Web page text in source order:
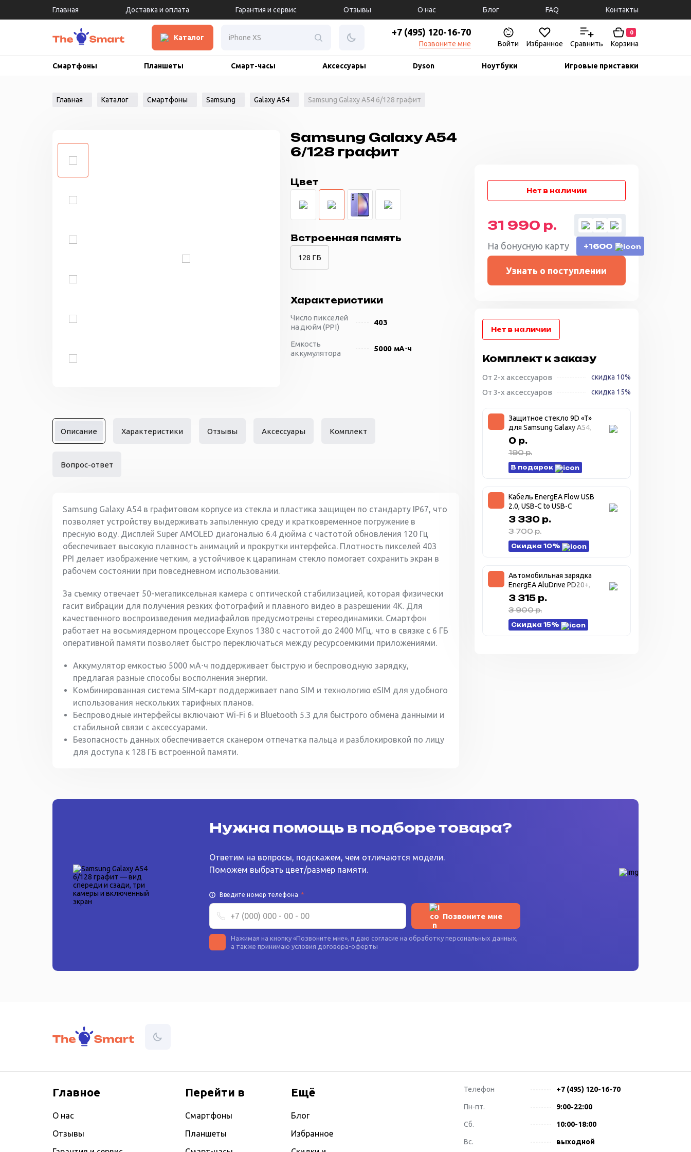
Главная Доставка и оплата Гарантия и сервис Отзывы О нас Блог FAQ Контакты
Каталог
+7 (495) 120-16-70
Позвоните мне Войти Избранное Сравнить
0
Корзина
Смартфоны Планшеты Смарт-часы Аксессуары Dyson Ноутбуки Игровые приставки
Главная Каталог Смартфоны Samsung Galaxy A54 Samsung Galaxy A54 6/128 графит
Samsung Galaxy A54
6/128 графит
Цвет
Встроенная память
128 ГБ
Характеристики
Число пикселей
на дюйм (PPI)
403
Емкость
аккумулятора
5000 мА⋅ч
(ШxВxТ)
31 990 р.
На бонусную карту +1600
Узнать о поступлении
Комплект к заказу
От 2-х аксессуаров скидка 10%
От 3-х аксессуаров скидка 15%
Защитное стекло 9D «T»
для Samsung Galaxy A54,
прозрачное + чёрная
рамка
0 р.
190 р.
В подарок
Кабель EnergEA Flow USB
2.0, USB-C to USB-C
480MBPS, 240W 1.5M. –
белый (WHITE)
3 330 р.
3 700 р.
Скидка 10%
Автомобильная зарядка
EnergEA AluDrive PD20+,
USB-C + USB-A USB3.0,
38W — темно серый
(Gunmetal)
3 315 р.
3 900 р.
Скидка 15%
Описание Характеристики Отзывы Аксессуары Комплект
Вопрос-ответ
Samsung Galaxy A54 в графитовом корпусе из стекла и пластика защищен по стандарту IP67, что
позволяет устройству выдерживать запыленную среду и кратковременное погружение в
пресную воду. Дисплей Super AMOLED диагональю 6.4 дюйма с частотой обновления 120 Гц
обеспечивает высокую плавность анимаций и прокрутки интерфейса. Плотность пикселей 403
PPI делает изображение четким, а устойчивое к царапинам стекло помогает сохранить экран в
рабочем состоянии при повседневном использовании.
За съемку отвечает 50-мегапиксельная камера с оптической стабилизацией, которая физически
гасит вибрации для получения резких фотографий и плавного видео в разрешении 4K. Для
качественного воспроизведения медиафайлов предусмотрены стереодинамики. Смартфон
работает на восьмиядерном процессоре Exynos 1380 с частотой до 2400 МГц, что в связке с 6 ГБ
оперативной памяти позволяет быстро переключаться между ресурсоемкими приложениями.
Аккумулятор емкостью 5000 мА⋅ч поддерживает быструю и беспроводную зарядку,
предлагая разные способы восполнения энергии.
Комбинированная система SIM-карт поддерживает nano SIM и технологию eSIM для удобного
использования нескольких тарифных планов.
Беспроводные интерфейсы включают Wi-Fi 6 и Bluetooth 5.3 для быстрого обмена данными и
стабильной связи с аксессуарами.
Безопасность данных обеспечивается сканером отпечатка пальца и разблокировкой по лицу
для доступа к 128 ГБ встроенной памяти.
Нужна помощь в подборе товара?
Ответим на вопросы, подскажем, чем отличаются модели.
Поможем выбрать цвет/размер памяти.
Введите номер телефона *
Позвоните мне
Нажимая на кнопку «Позвоните мне», я даю согласие на обработку персональных данных,
а также принимаю условия договора-оферты
Главное
О нас
Отзывы
Перейти в
Смартфоны
Планшеты
Ещё
Блог
Избранное
Телефон +7 (495) 120-16-70
Пн-пт. 9:00-22:00
Сб. 10:00-18:00
Вс. выходной